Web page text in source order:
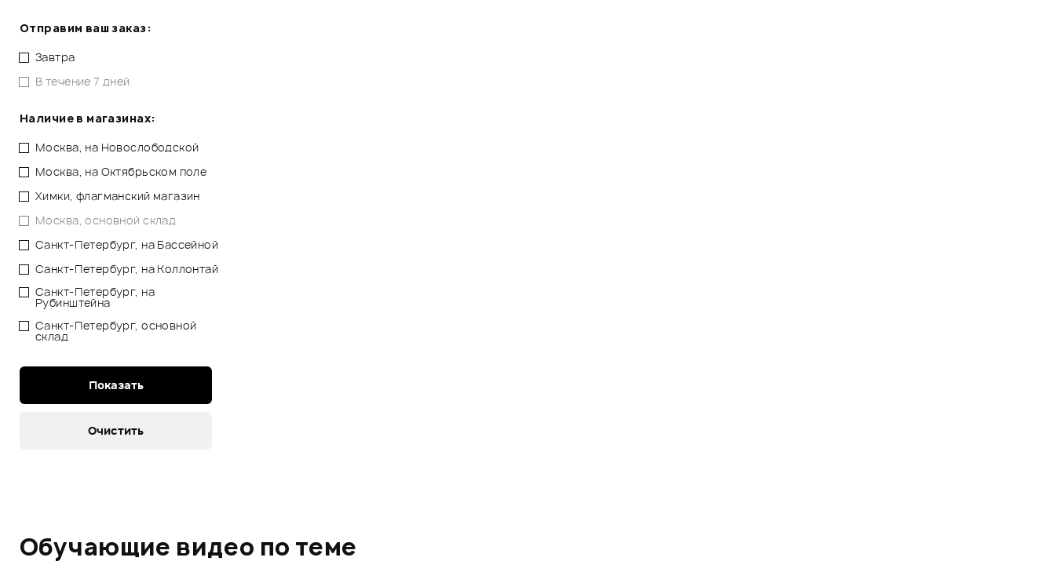
Отправим ваш заказ:
Завтра
В течение 7 дней
Наличие в магазинах:
Москва, на Новослободской
Москва, на Октябрьском поле
Химки, флагманский магазин
Москва, основной склад
Санкт-Петербург, на Бассейной
Санкт-Петербург, на Коллонтай
Санкт-Петербург, на
Рубинштейна
Санкт-Петербург, основной
склад
Обучающие видео по теме